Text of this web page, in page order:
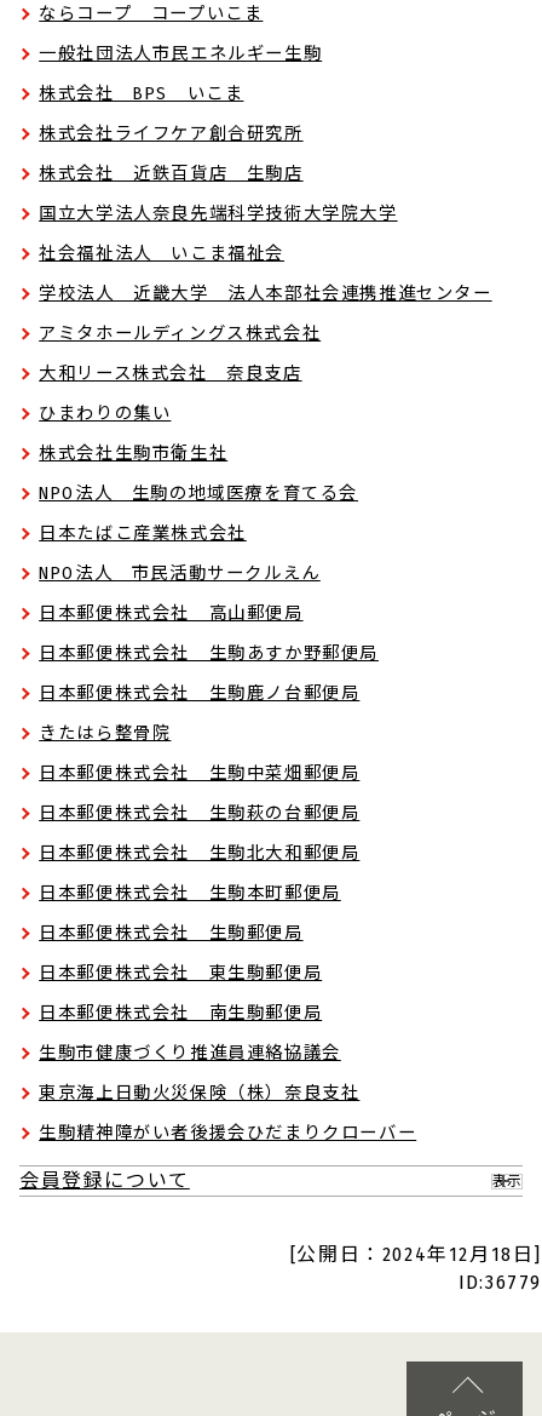
ならコープ コープいこま
一般社団法人市民エネルギー生駒
株式会社 BPS いこま
株式会社ライフケア創合研究所
株式会社 近鉄百貨店 生駒店
国立大学法人奈良先端科学技術大学院大学
社会福祉法人 いこま福祉会
学校法人 近畿大学 法人本部社会連携推進センター
アミタホールディングス株式会社
大和リース株式会社 奈良支店
ひまわりの集い
株式会社生駒市衛生社
NPO法人 生駒の地域医療を育てる会
日本たばこ産業株式会社
NPO法人 市民活動サークルえん
日本郵便株式会社 高山郵便局
日本郵便株式会社 生駒あすか野郵便局
日本郵便株式会社 生駒鹿ノ台郵便局
きたはら整骨院
日本郵便株式会社 生駒中菜畑郵便局
日本郵便株式会社 生駒萩の台郵便局
日本郵便株式会社 生駒北大和郵便局
日本郵便株式会社 生駒本町郵便局
日本郵便株式会社 生駒郵便局
日本郵便株式会社 東生駒郵便局
日本郵便株式会社 南生駒郵便局
生駒市健康づくり推進員連絡協議会
東京海上日動火災保険（株）奈良支社
生駒精神障がい者後援会ひだまりクローバー
会員登録について 表示
[公開日：2024年12月18日]
ID:36779